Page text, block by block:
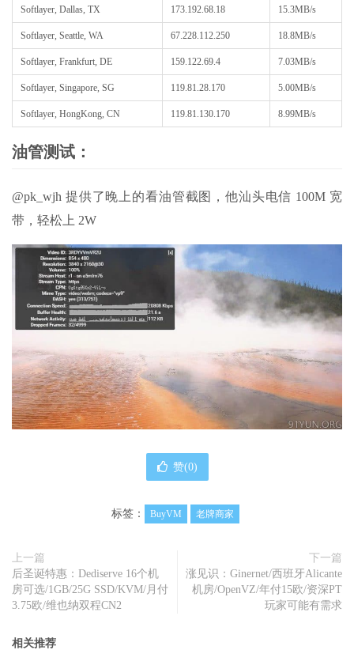
Softlayer, Dallas, TX 173.192.68.18 15.3MB/s
Softlayer, Seattle, WA 67.228.112.250 18.8MB/s
Softlayer, Frankfurt, DE 159.122.69.4 7.03MB/s
Softlayer, Singapore, SG 119.81.28.170 5.00MB/s
Softlayer, HongKong, CN 119.81.130.170 8.99MB/s
油管测试：
@pk_wjh 提供了晚上的看油管截图，他汕头电信 100M 宽
带，轻松上 2W
赞(0)
标签： BuyVM 老牌商家
上一篇
后圣诞特惠：Dediserve 16个机
房可选/1GB/25G SSD/KVM/月付
3.75欧/维也纳双程CN2
下一篇
涨见识：Ginernet/西班牙Alicante
机房/OpenVZ/年付15欧/资深PT
玩家可能有需求
相关推荐